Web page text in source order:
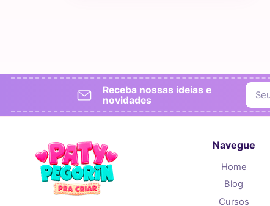
Receba nossas ideias e
novidades
Navegue
Home
Blog
Cursos